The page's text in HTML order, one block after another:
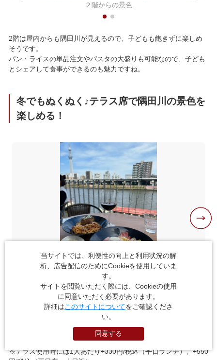
２階からの景色
2階は屋内からも隅田川が見えるので、子どもも飽きずに楽しめ
そうです。
パン・ライスの単品注文やパスタの大盛りも可能なので、子ども
とシェアして食事ができるのも魅力ですね。
冬でもぬくぬく♪テラス席で隅田川の景色を
楽しめる！
隅田川と東京スカイツリーⓇを一望できるテラス席
こちらのお店にはテラス席（こたつ）もあり、冬でもぬくぬく暖
をとりながら食事が楽しめます。（貸し出し用の半纏もあり）
自家製スイーツやパンケーキなど、カフェ利用でも楽しめます。
※テラス使用時には1人あたり+330円/税込（平日ランチ）、+550
当サイトでは、利便性の向上と利用状況の解
析、広告配信のためにCookieを使用していま
す。
サイトを閲覧いただく際には、Cookieの使用
に同意いただく必要があります。
詳細はこのサイトについてをご確認くださ
い。
同意する